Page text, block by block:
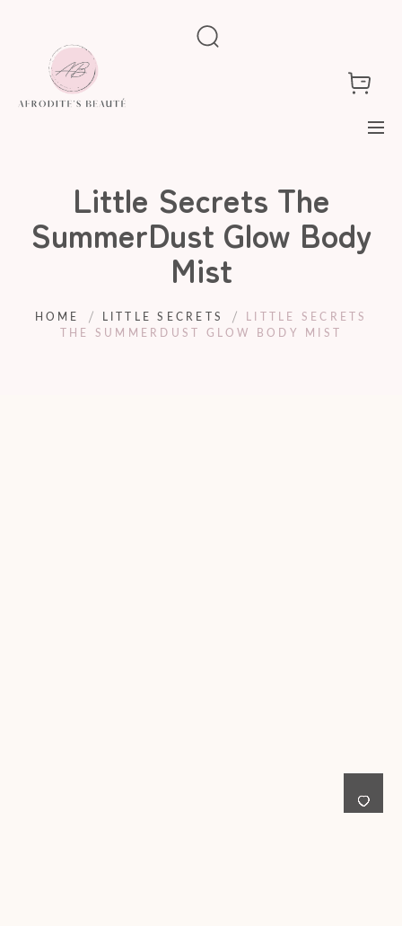
Little Secrets The
SummerDust Glow Body
Mist
HOME LITTLE SECRETS
LITTLE SECRETS
THE SUMMERDUST GLOW BODY MIST